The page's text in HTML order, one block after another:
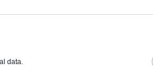
data.